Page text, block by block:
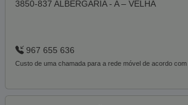
3850-837 ALBERGARIA - A – VELHA
967 655 636
Custo de uma chamada para a rede móvel de acordo